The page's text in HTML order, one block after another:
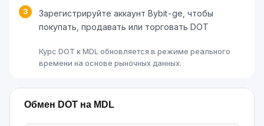
3
Зарегистрируйте аккаунт Bybit-ge, чтобы
покупать, продавать или торговать DOT
Курс DOT к MDL обновляется в режиме реального
времени на основе рыночных данных.
Обмен DOT на MDL